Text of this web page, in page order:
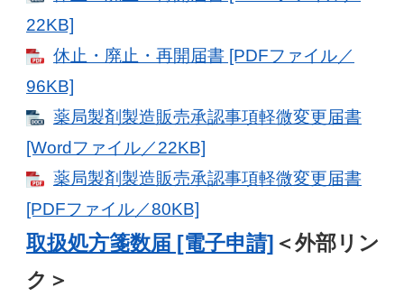
22KB]
休止・廃止・再開届書 [PDFファイル／
96KB]
薬局製剤製造販売承認事項軽微変更届書
[Wordファイル／22KB]
薬局製剤製造販売承認事項軽微変更届書
[PDFファイル／80KB]
取扱処方箋数届 [電子申請] ＜外部リン
ク＞